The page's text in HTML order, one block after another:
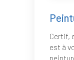
Certif,
est à